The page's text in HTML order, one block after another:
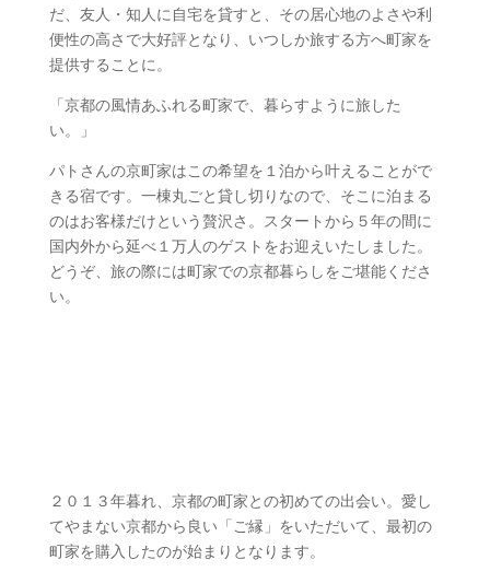
だ、友人・知人に自宅を貸すと、その居心地のよさや利
便性の高さで大好評となり、いつしか旅する方へ町家を
提供することに。
「京都の風情あふれる町家で、暮らすように旅した
い。」
パトさんの京町家はこの希望を１泊から叶えることがで
きる宿です。一棟丸ごと貸し切りなので、そこに泊まる
のはお客様だけという贅沢さ。スタートから５年の間に
国内外から延べ１万人のゲストをお迎えいたしました。
どうぞ、旅の際には町家での京都暮らしをご堪能くださ
い。
２０１３年暮れ、京都の町家との初めての出会い。愛し
てやまない京都から良い「ご縁」をいただいて、最初の
町家を購入したのが始まりとなります。